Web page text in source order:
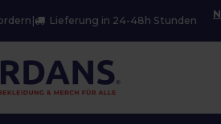
Lieferung in 24-48h Stunden